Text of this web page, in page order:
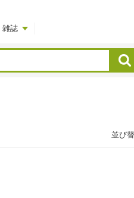
雑誌
検索
並び